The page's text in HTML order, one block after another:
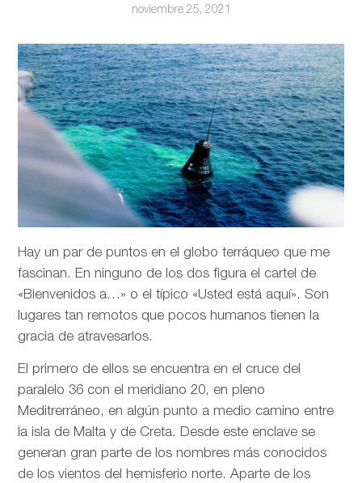
noviembre 25, 2021
Hay un par de puntos en el globo terráqueo que me
fascinan. En ninguno de los dos figura el cartel de
«Bienvenidos a…» o el típico «Usted está aquí». Son
lugares tan remotos que pocos humanos tienen la
gracia de atravesarlos.
El primero de ellos se encuentra en el cruce del
paralelo 36 con el meridiano 20, en pleno
Meditrerráneo, en algún punto a medio camino entre
la isla de Malta y de Creta. Desde este enclave se
generan gran parte de los nombres más conocidos
de los vientos del hemisferio norte. Aparte de los